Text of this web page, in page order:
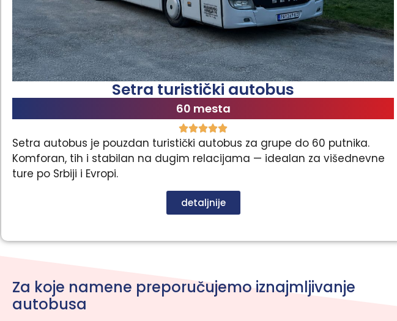
Setra turistički autobus
60 mesta
Setra autobus je pouzdan turistički autobus za grupe do 60 putnika.
Komforan, tih i stabilan na dugim relacijama — idealan za višednevne
ture po Srbiji i Evropi.
detaljnije
Za koje namene preporučujemo iznajmljivanje
autobusa